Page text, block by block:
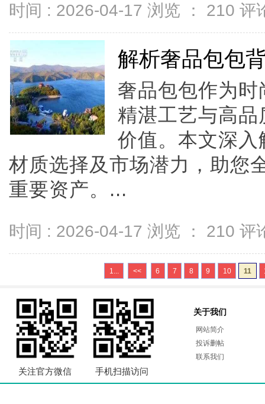
时间 : 2026-04-17 浏览 ： 210 评
解析奢品包包
奢品包包作为
精湛工艺与高
价值。本文深
材质选择及市场潜力，助您
重要资产。...
时间 : 2026-04-17 浏览 ： 210 评
1... << 6 7 8 9 10 11
关注官方微信 手机扫描访问
关于我们
网站简介
投诉删帖
联系我们